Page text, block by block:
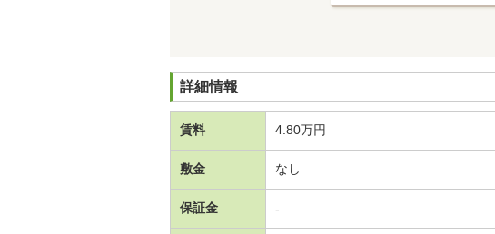
詳細情報
賃料 4.80万円
敷金 なし
保証金 -